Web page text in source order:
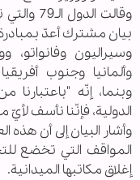
وقالت
بيان مشترك أعدّ
وسيراليون
وألمانيا وجنوب
وبنما، إنّه "باعتبارنا
الدولية، فإنّنا نأسف
وأشار البيان إلى أن
المواقف التي تخضع
إغلاق مكاتبها الميدانية.